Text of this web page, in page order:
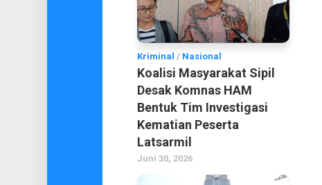
Kriminal / Nasional
Koalisi Masyarakat Sipil
Desak Komnas HAM
Bentuk Tim Investigasi
Kematian Peserta
Latsarmil
Juni 30, 2026